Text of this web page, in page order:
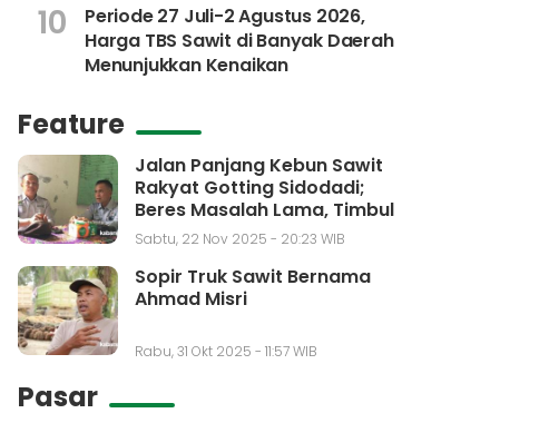
10
Periode 27 Juli-2 Agustus 2026,
Harga TBS Sawit di Banyak Daerah
Menunjukkan Kenaikan
Feature
Jalan Panjang Kebun Sawit
Rakyat Gotting Sidodadi;
Beres Masalah Lama, Timbul
Masalah Baru
Sabtu, 22 Nov 2025 - 20:23 WIB
Sopir Truk Sawit Bernama
Ahmad Misri
Rabu, 31 Okt 2025 - 11:57 WIB
Pasar